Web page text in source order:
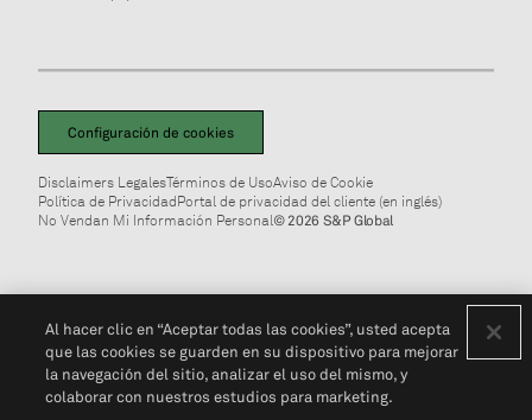
Configuración de cookies
Disclaimers LegalesTérminos de UsoAviso de Cookie
Política de PrivacidadPortal de privacidad del cliente (en inglés)
No Vendan Mi Información Personal© 2026 S&P Global
Al hacer clic en “Aceptar todas las cookies”, usted acepta
que las cookies se guarden en su dispositivo para mejorar
la navegación del sitio, analizar el uso del mismo, y
colaborar con nuestros estudios para marketing.